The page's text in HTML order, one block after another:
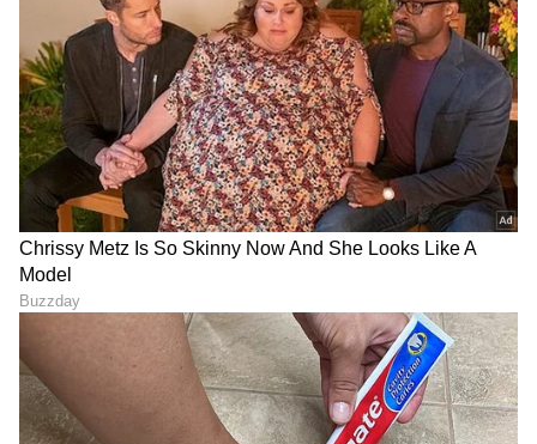
Image Credit :Instagram
ಸಾಮಾಜಿಕ ಮಾಧ್ಯಮಗಳಲ್ಲಿ ಭಾರಿ ಮೆಚ್ಚುಗೆ
ಈ ಸಾಧನೆಗೆ ಸಾಮಾಜಿಕ ಜಾಲತಾಣಗಳಲ್ಲಿ ಭಾರೀ ಮೆಚ್ಚುಗೆ
ವ್ಯಕ್ತವಾಗಿದೆ. ಅನೇಕರು ಅವರ ಪರಿಶ್ರಮ, ಶಿಸ್ತು ಮತ್ತು
ದೃಢನಿಶ್ಚಯವನ್ನು ಶ್ಲಾಘಿಸಿದ್ದಾರೆ. ಅದ್ಭುತ ಅಭಿನಂದನೆಗಳು!
ನೀವು ಅನೇಕರಿಗೆ ಸ್ಫೂರ್ತಿಯಾಗಿದ್ದೀರಿ. ಇದು ಅಸಾಧಾರಣ
ಪರಿಶ್ರಮ ಮತ್ತು ಧೈರ್ಯದ ಫಲ. ನೀವು ಯಾವುದೂ
ಅಸಾಧ್ಯವಲ್ಲ ಎಂದು ಸಾಬೀತುಪಡಿಸಿದ್ದೀರಿ. ಹೀಗೆ ಅನೇಕ
ಮೆಚ್ಚುಗೆಯ ಪ್ರತಿಕ್ರಿಯೆಗಳು ಹರಿದುಬಂದಿವೆ.